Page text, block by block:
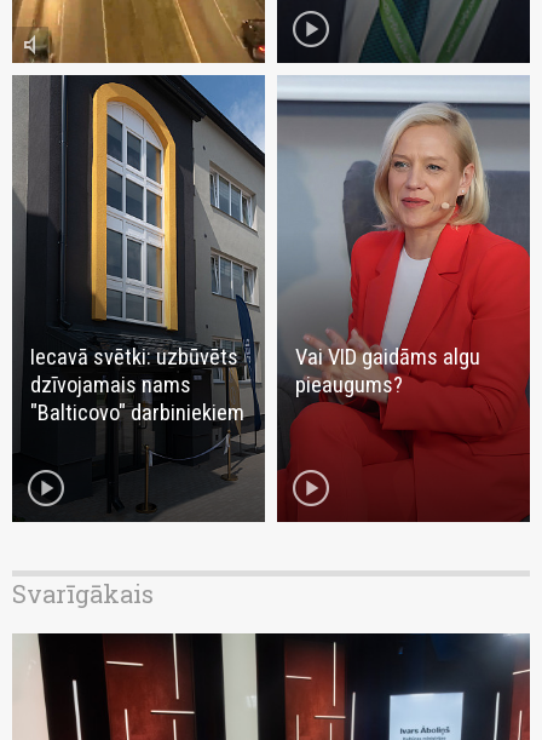
volume_mute play_circle
Iecavā svētki: uzbūvēts
dzīvojamais nams
"Balticovo" darbiniekiem
play_circle
Vai VID gaidāms algu
pieaugums?
play_circle
Svarīgākais